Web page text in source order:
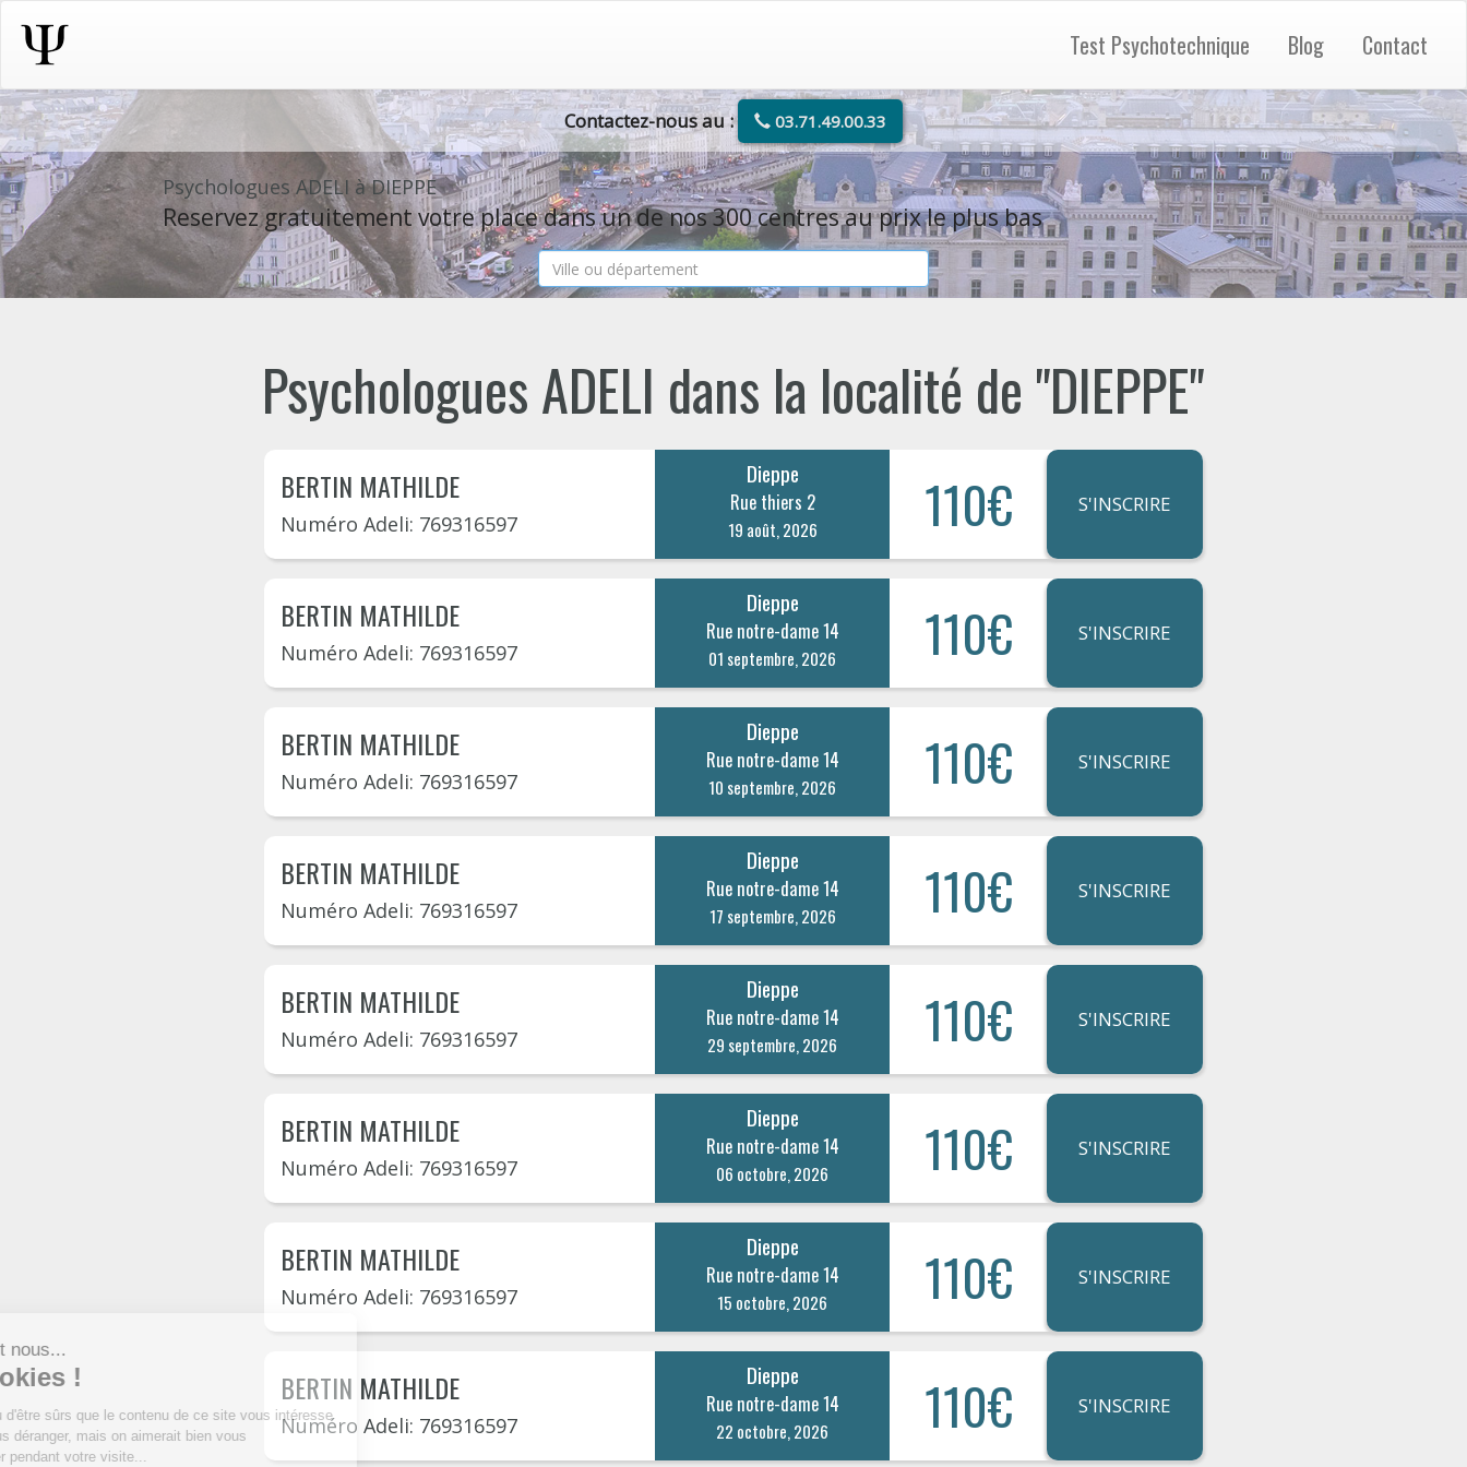
Test Psychotechnique Blog Contact
Contactez-nous au : 03.71.49.00.33
Psychologues ADELI à DIEPPE
Reservez gratuitement votre place dans un de nos 300 centres au prix le plus bas
Psychologues ADELI dans la localité de "DIEPPE"
BERTIN MATHILDE
Numéro Adeli: 769316597
Dieppe
Rue thiers 2
19 août, 2026 110€ S'INSCRIRE
BERTIN MATHILDE
Numéro Adeli: 769316597
Dieppe
Rue notre-dame 14
01 septembre, 2026 110€ S'INSCRIRE
BERTIN MATHILDE
Numéro Adeli: 769316597
Dieppe
Rue notre-dame 14
10 septembre, 2026 110€ S'INSCRIRE
BERTIN MATHILDE
Numéro Adeli: 769316597
Dieppe
Rue notre-dame 14
17 septembre, 2026 110€ S'INSCRIRE
BERTIN MATHILDE
Numéro Adeli: 769316597
Dieppe
Rue notre-dame 14
29 septembre, 2026 110€ S'INSCRIRE
BERTIN MATHILDE
Numéro Adeli: 769316597
Dieppe
Rue notre-dame 14
06 octobre, 2026 110€ S'INSCRIRE
BERTIN MATHILDE
Numéro Adeli: 769316597
Dieppe
Rue notre-dame 14
15 octobre, 2026 110€ S'INSCRIRE
BERTIN MATHILDE
Numéro Adeli: 769316597
Dieppe
Rue notre-dame 14
22 octobre, 2026 110€ S'INSCRIRE